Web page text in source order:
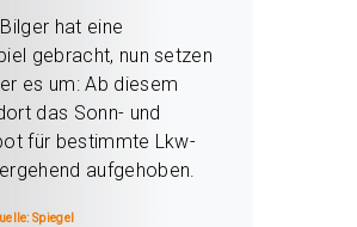
hat eine
gebracht, nun setzen
es um: Ab diesem
das Sonn- und
für bestimmte Lkw-
aufgehoben.
Spiegel